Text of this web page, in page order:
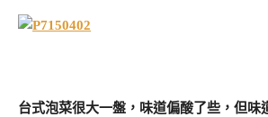
台式泡菜很大一盤，味道偏酸了些，但味